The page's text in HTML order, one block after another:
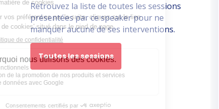
Retrouvez la liste de toutes les sessions
présentées par ce speaker pour ne
manquer aucune de ses interventions.
Toutes les sessions